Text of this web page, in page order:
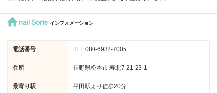
nail Sorte インフォメーション
電話番号 TEL:080-6932-7005
住所 長野県松本市 寿北7-21-23-1
最寄り駅 平田駅より徒歩20分